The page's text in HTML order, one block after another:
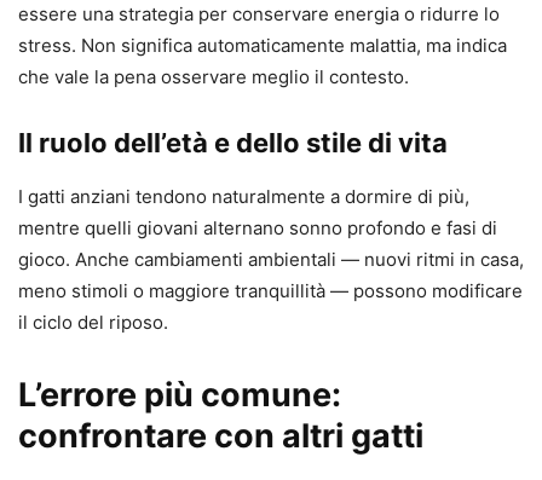
essere una strategia per conservare energia o ridurre lo
stress. Non significa automaticamente malattia, ma indica
che vale la pena osservare meglio il contesto.
Il ruolo dell’età e dello stile di vita
I gatti anziani tendono naturalmente a dormire di più,
mentre quelli giovani alternano sonno profondo e fasi di
gioco. Anche cambiamenti ambientali — nuovi ritmi in casa,
meno stimoli o maggiore tranquillità — possono modificare
il ciclo del riposo.
L’errore più comune:
confrontare con altri gatti